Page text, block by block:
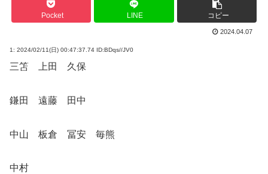
Pocket LINE コピー
2024.04.07
1: 2024/02/11(日) 00:47:37.74 ID:BDqs//JV0
三笘 上田 久保
鎌田 遠藤 田中
中山 板倉 冨安 毎熊
中村